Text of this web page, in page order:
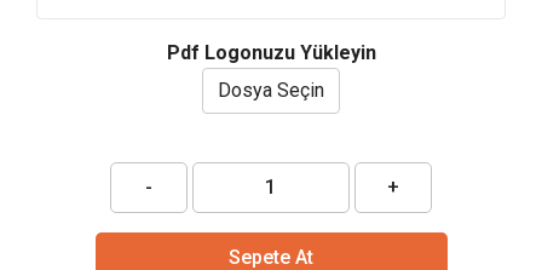
Pdf Logonuzu Yükleyin
Dosya Seçin
- +
Sepete At